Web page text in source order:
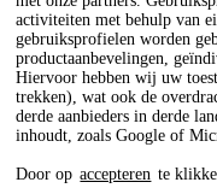
activiteiten met behulp van
gebruiksprofielen worden
productaanbevelingen,
Hiervoor hebben wij uw
trekken), wat ook de
derde aanbieders in derde
inhoudt, zoals Google of
Door op accepteren te